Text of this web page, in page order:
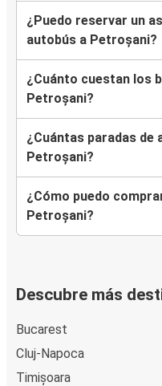
¿Puedo reservar un
autobús a Petroșani?
¿Cuánto cuestan los
Petroșani?
¿Cuántas paradas de
Petroșani?
¿Cómo puedo
Petroșani?
Descubre más
Bucarest
Cluj-Napoca
Timișoara